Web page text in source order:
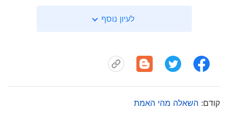
עוצמתם של הרוח והגלים, אם אתה מסוגל להישאר יציב
איתן וחף מהכחשה אפילו כשלא נותר אף אחד אחר, זו
הוכחה שיש לך הבנה אמיתית ושאתה באמת מחזיק
במציאות.
הדבר, כרך ראשון: הופעתו של אלוהים ועבודתו, רק הנהגת
לעיון נוסף
קודם: השאלה מהי האמת